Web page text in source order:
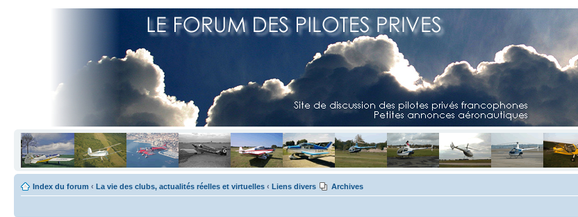
Index du forum ‹ La vie des clubs, actualités réelles et virtuelles ‹ Liens divers Archives